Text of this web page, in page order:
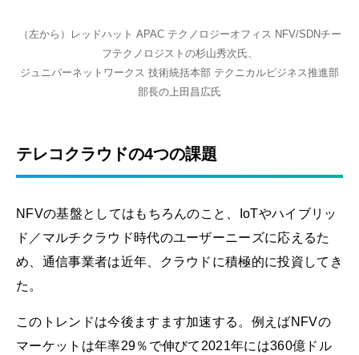
（左から）レッドハット APAC テクノロジーオフィス NFV/SDNチー
フテクノロジストの杉山秀次氏、
ジュニパーネットワークス 技術統括本部 テクニカルビジネス推進部
部長の上田昌広氏
テレコクラウドの4つの課題
NFVの基盤としてはもちろんのこと、IoTやハイブリッ
ド／マルチクラウド時代のユーザーニーズに応えるた
め、通信事業者は近年、クラウドに積極的に投資してき
た。
このトレンドは今後ますます加速する。例えばNFVの
マーケットは年率29％で伸びて2021年には360億ドル